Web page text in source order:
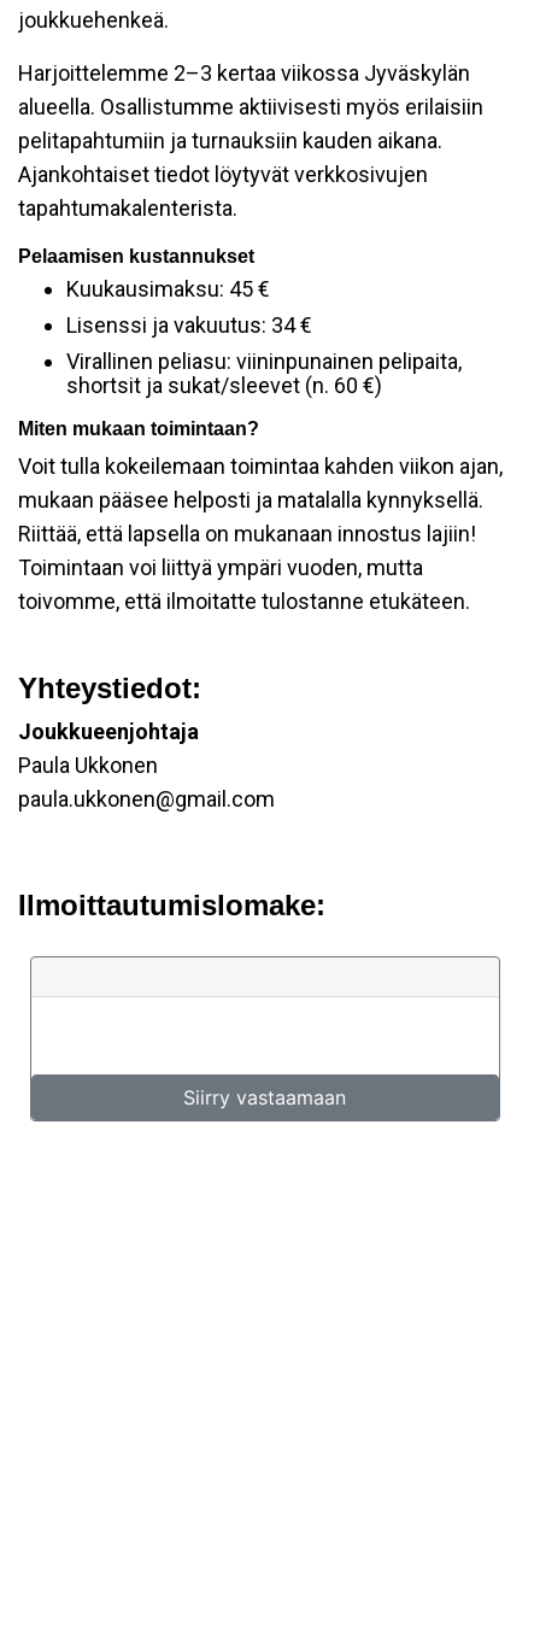
joukkuehenkeä.
Harjoittelemme 2–3 kertaa viikossa Jyväskylän
alueella. Osallistumme aktiivisesti myös erilaisiin
pelitapahtumiin ja turnauksiin kauden aikana.
Ajankohtaiset tiedot löytyvät verkkosivujen
tapahtumakalenterista.
Pelaamisen kustannukset
Kuukausimaksu: 45 €
Lisenssi ja vakuutus: 34 €
Virallinen peliasu: viininpunainen pelipaita,
shortsit ja sukat/sleevet (n. 60 €)
Miten mukaan toimintaan?
Voit tulla kokeilemaan toimintaa kahden viikon ajan,
mukaan pääsee helposti ja matalalla kynnyksellä.
Riittää, että lapsella on mukanaan innostus lajiin!
Toimintaan voi liittyä ympäri vuoden, mutta
toivomme, että ilmoitatte tulostanne etukäteen.
Yhteystiedot:
Joukkueenjohtaja
Paula Ukkonen
paula.ukkonen@gmail.com
Ilmoittautumislomake: